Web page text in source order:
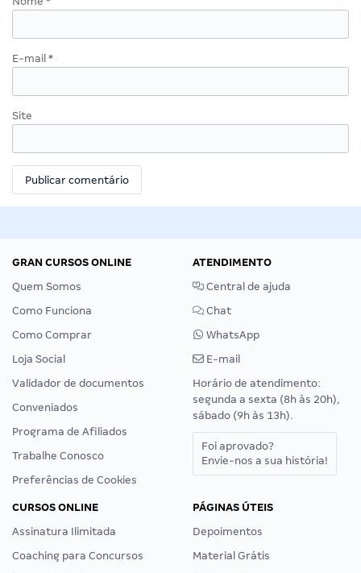
E-mail *
Site
GRAN CURSOS ONLINE
Quem Somos
Como Funciona
Como Comprar
Loja Social
Validador de documentos
Conveniados
Programa de Afiliados
Trabalhe Conosco
Preferências de Cookies
ATENDIMENTO
Central de ajuda
Chat
WhatsApp
E-mail
Horário de atendimento:
segunda a sexta (8h às 20h),
sábado (9h às 13h).
Foi aprovado?
Envie-nos a sua história!
CURSOS ONLINE
Assinatura Ilimitada
Coaching para Concursos
PÁGINAS ÚTEIS
Depoimentos
Material Grátis